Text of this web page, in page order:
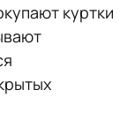
куртки